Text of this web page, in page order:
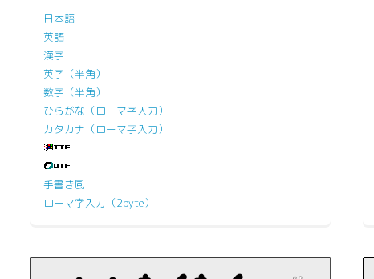
日本語
英語
漢字
英字（半角）
数字（半角）
ひらがな（ローマ字入力）
カタカナ（ローマ字入力）
手書き風
ローマ字入力（2byte）